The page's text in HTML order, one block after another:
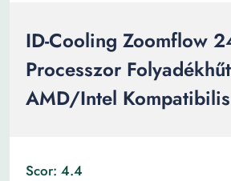
ID-Cooling Zoomflow
Processzor
AMD/Intel Kompatibilis
Scor: 4.4